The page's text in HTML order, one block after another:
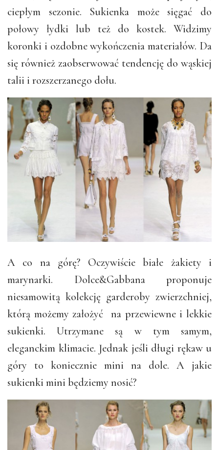
ciepłym sezonie. Sukienka może sięgać do
połowy łydki lub też do kostek. Widzimy
koronki i ozdobne wykończenia materiałów. Da
się również zaobserwować tendencję do wąskiej
talii i rozszerzanego dołu.
A co na górę? Oczywiście białe żakiety i
marynarki. Dolce&Gabbana proponuje
niesamowitą kolekcję garderoby zwierzchniej,
którą możemy założyć na przewiewne i lekkie
sukienki. Utrzymane są w tym samym,
eleganckim klimacie. Jednak jeśli długi rękaw u
góry to koniecznie mini na dole. A jakie
sukienki mini będziemy nosić?